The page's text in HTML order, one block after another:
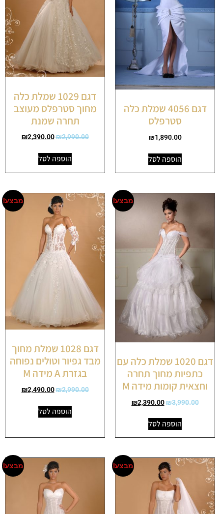
דגם 4056 שמלת כלה
סטרפלס
₪1,890.00
הוספה לסל
דגם 1029 שמלת כלה
מחוך סטרפלס מעוצב
תחרה שמנת
₪2,990.00
₪2,390.00
הוספה לסל
מבצע!
דגם 1020 שמלת כלה עם
כתפיות מחוך תחרה
וחצאית קומות מידה M
₪3,990.00
₪2,390.00
הוספה לסל
מבצע!
דגם 1028 שמלת מחוך
מבד גפיור וטולים נפוחה
בגזרת A מידה M
₪2,990.00
₪2,490.00
הוספה לסל
מבצע! מבצע!